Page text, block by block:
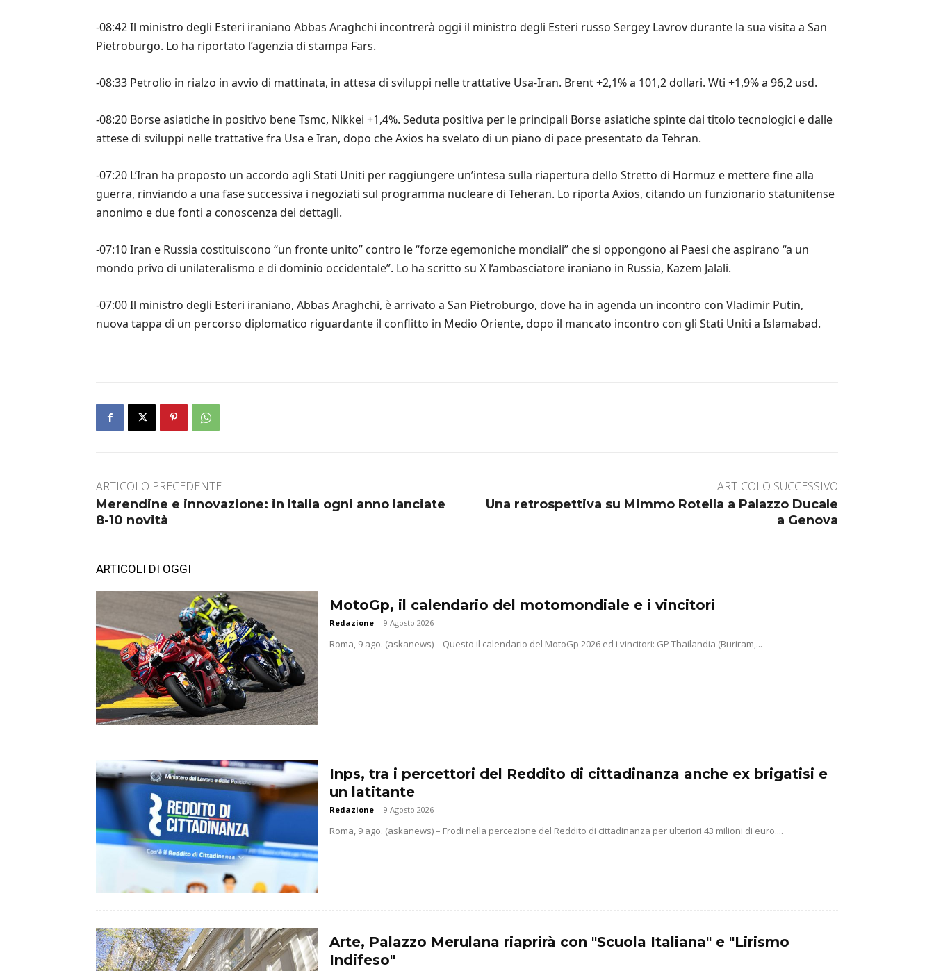
-08:42 Il ministro degli Esteri iraniano Abbas Araghchi incontrerà oggi il ministro degli Esteri russo Sergey Lavrov durante la sua visita a San
Pietroburgo. Lo ha riportato l’agenzia di stampa Fars.
-08:33 Petrolio in rialzo in avvio di mattinata, in attesa di sviluppi nelle trattative Usa-Iran. Brent +2,1% a 101,2 dollari. Wti +1,9% a 96,2 usd.
-08:20 Borse asiatiche in positivo bene Tsmc, Nikkei +1,4%. Seduta positiva per le principali Borse asiatiche spinte dai titolo tecnologici e dalle
attese di sviluppi nelle trattative fra Usa e Iran, dopo che Axios ha svelato di un piano di pace presentato da Tehran.
-07:20 L’Iran ha proposto un accordo agli Stati Uniti per raggiungere un’intesa sulla riapertura dello Stretto di Hormuz e mettere fine alla
guerra, rinviando a una fase successiva i negoziati sul programma nucleare di Teheran. Lo riporta Axios, citando un funzionario statunitense
anonimo e due fonti a conoscenza dei dettagli.
-07:10 Iran e Russia costituiscono “un fronte unito” contro le “forze egemoniche mondiali” che si oppongono ai Paesi che aspirano “a un
mondo privo di unilateralismo e di dominio occidentale”. Lo ha scritto su X l’ambasciatore iraniano in Russia, Kazem Jalali.
-07:00 Il ministro degli Esteri iraniano, Abbas Araghchi, è arrivato a San Pietroburgo, dove ha in agenda un incontro con Vladimir Putin,
nuova tappa di un percorso diplomatico riguardante il conflitto in Medio Oriente, dopo il mancato incontro con gli Stati Uniti a Islamabad.
ARTICOLO PRECEDENTE
Merendine e innovazione: in Italia ogni anno lanciate
8-10 novità
ARTICOLO SUCCESSIVO
Una retrospettiva su Mimmo Rotella a Palazzo Ducale
a Genova
ARTICOLI DI OGGI
MotoGp, il calendario del motomondiale e i vincitori
Redazione - 9 Agosto 2026
Roma, 9 ago. (askanews) – Questo il calendario del MotoGp 2026 ed i vincitori: GP Thailandia (Buriram,...
Inps, tra i percettori del Reddito di cittadinanza anche ex brigatisi e
un latitante
Redazione - 9 Agosto 2026
Roma, 9 ago. (askanews) – Frodi nella percezione del Reddito di cittadinanza per ulteriori 43 milioni di euro....
Arte, Palazzo Merulana riaprirà con "Scuola Italiana" e "Lirismo
Indifeso"